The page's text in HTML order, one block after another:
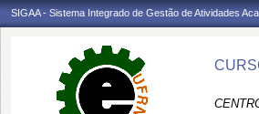
SIGAA - Sistema Integrado de Gestão de Atividades